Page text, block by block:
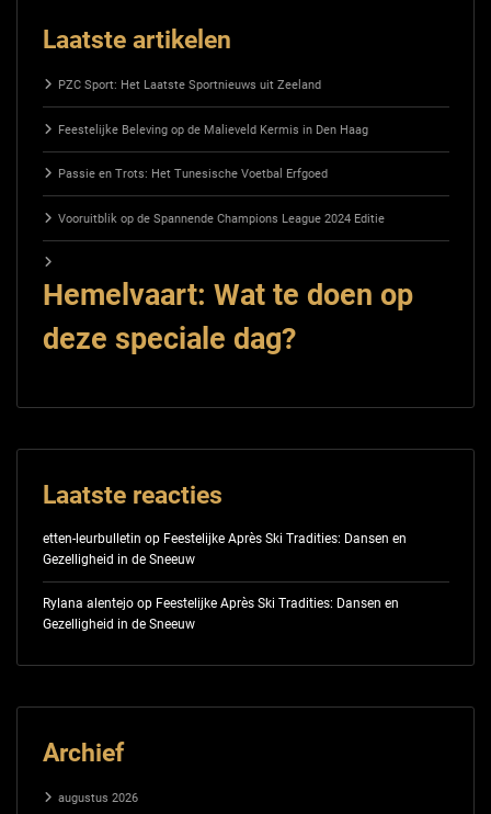
Laatste artikelen
PZC Sport: Het Laatste Sportnieuws uit Zeeland
Feestelijke Beleving op de Malieveld Kermis in Den Haag
Passie en Trots: Het Tunesische Voetbal Erfgoed
Vooruitblik op de Spannende Champions League 2024 Editie
Hemelvaart: Wat te doen op
deze speciale dag?
Laatste reacties
etten-leurbulletin op Feestelijke Après Ski Tradities: Dansen en
Gezelligheid in de Sneeuw
Rylana alentejoop Feestelijke Après Ski Tradities: Dansen en
Gezelligheid in de Sneeuw
Archief
augustus 2026